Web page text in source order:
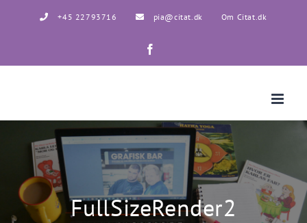
+45 22793716 pia@citat.dk Om Citat.dk
FullSizeRender2